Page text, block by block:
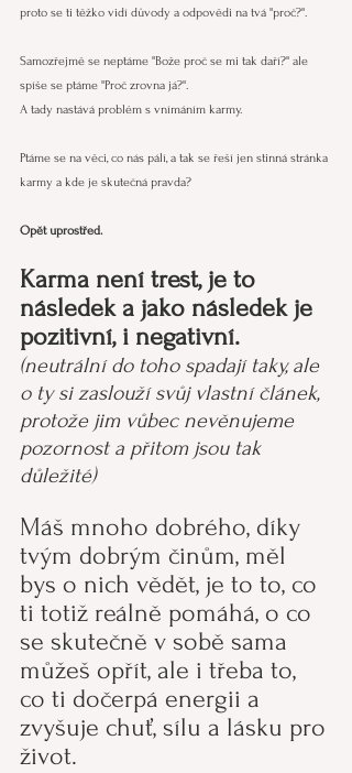
proto se ti těžko vidí důvody a odpovědi na tvá "proč?".
Samozřejmě se neptáme "Bože proč se mi tak daří?" ale
spíše se ptáme "Proč zrovna já?".
A tady nastává problém s vnímáním karmy.
Ptáme se na věci, co nás pálí, a tak se řeší jen stinná stránka
karmy a kde je skutečná pravda?
Opět uprostřed.
Karma není trest, je to
následek a jako následek je
pozitivní, i negativní.
(neutrální do toho spadají taky, ale
o ty si zaslouží svůj vlastní článek,
protože jim vůbec nevěnujeme
pozornost a přitom jsou tak
důležité)
Máš mnoho dobrého, díky
tvým dobrým činům, měl
bys o nich vědět, je to to, co
ti totiž reálně pomáhá, o co
se skutečně v sobě sama
můžeš opřít, ale i třeba to,
co ti dočerpá energii a
zvyšuje chuť, sílu a lásku pro
život.